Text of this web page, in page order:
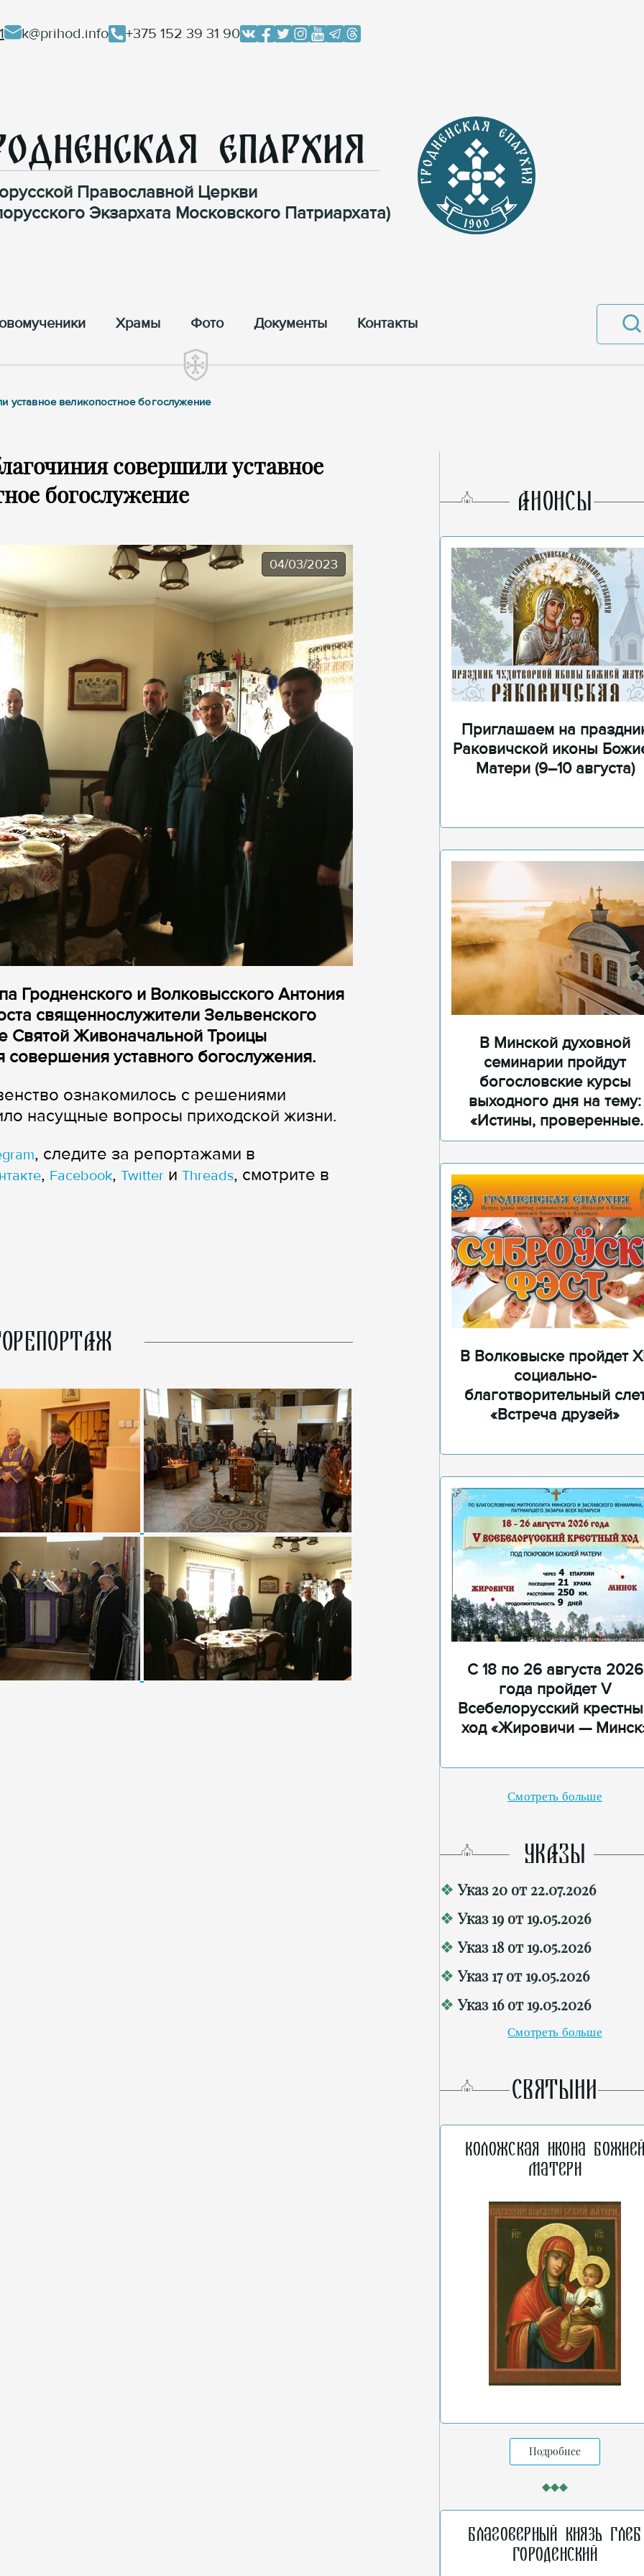
k@prihod.info +375 152 39 31 90
Епархия
Православной Церкви
Экзархата Московского Патриархата)
Храмы Фото Документы Контакты
уставное великопостное богослужение
совершили уставное
богослужение
04/03/2023
Гродненского и Волковысского Антония
священнослужители Зельвенского
Святой Живоначальной Троицы
совершения уставного богослужения.
ознакомилось с решениями
насущные вопросы приходской жизни.
, следите за репортажами в
, Facebook, Twitter и Threads, смотрите в
AНОНСЫ
Приглашаем на
Раковичской иконы
Матери (9–10 августа)
В Минской духовной
семинарии пройдут
богословские курсы
выходного дня на тему:
«Истины, проверенные
временем»
В Волковыске пройдет
социально-
благотворительный
«Встреча друзей»
С 18 по 26 августа 2026
года пройдет V
Всебелорусский
ход «Жировичи —
Смотреть больше
УКАЗЫ
Указ 20 от 22.07.2026
Указ 19 от 19.05.2026
Указ 18 от 19.05.2026
Указ 17 от 19.05.2026
Указ 16 от 19.05.2026
Смотреть больше
СВЯТЫНИ
Коложская икона
Матери
Подробнее
Благоверный князь Глеб
Городенский